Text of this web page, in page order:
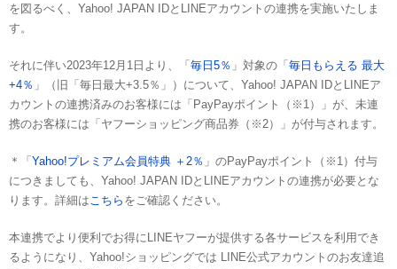
を図るべく、Yahoo! JAPAN IDとLINEアカウントの連携を実施いたしま
す。
それに伴い2023年12月1日より、「 毎日5％ 」対象の「 毎日もらえる 最大
+4％ 」（旧「毎日最大+3.5％」）について、Yahoo! JAPAN IDとLINEア
カウントの連携済みのお客様には「PayPayポイント（※1）」が、未連
携のお客様には「ヤフーショッピング商品券（※2）」が付与されます。
＊「 Yahoo!プレミアム会員特典 ＋2％ 」のPayPayポイント（※1）付与
につきましても、Yahoo! JAPAN IDとLINEアカウントの連携が必要とな
ります。詳細はこちら をご確認ください。
本連携でより便利でお得にLINEヤフーが提供する各サービスを利用でき
るようになり、Yahoo!ショッピングでは LINE公式アカウントのお友達追